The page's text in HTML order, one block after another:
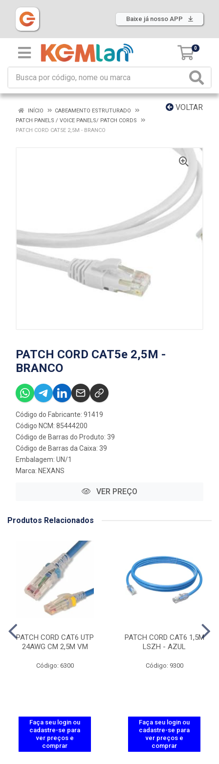
Baixe já nosso APP
0
VOLTAR
INÍCIO
CABEAMENTO ESTRUTURADO
PATCH PANELS / VOICE PANELS/ PATCH CORDS
PATCH CORD CAT5E 2,5M - BRANCO
PATCH CORD CAT5e 2,5M -
BRANCO
Código do Fabricante: 91419
Código NCM: 85444200
Código de Barras do Produto: 39
Código de Barras da Caixa: 39
Embalagem: UN/1
Marca: NEXANS
VER PREÇO
Produtos Relacionados
PATCH CORD CAT6 UTP
24AWG CM 2,5M VM
Código: 6300
Faça seu login ou
cadastre-se para
ver preços e
comprar
PATCH CORD CAT6 1,5M
LSZH - AZUL
Código: 9300
Faça seu login ou
cadastre-se para
ver preços e
comprar